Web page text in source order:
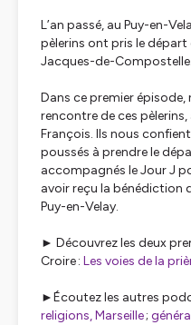
L’an passé, au Puy-en-
pèlerins ont pris le
Jacques-de-Compostelle.
Dans ce premier épisode,
rencontre de ces
François. Ils nous
poussés à prendre le
accompagnés le Jour J
avoir reçu la bénédiction
Puy-en-Velay.
► Découvrez les deux
Croire : Les voies de la
►Écoutez les autres
religions, Marseille;